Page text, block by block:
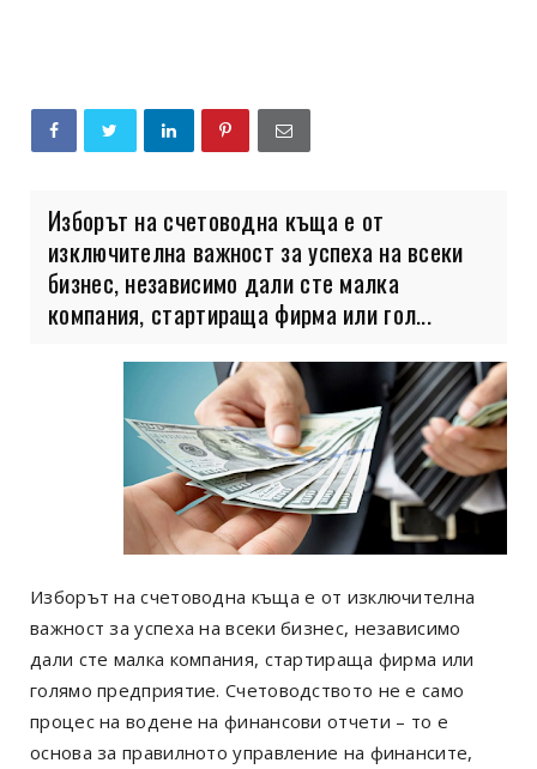
Изборът на счетоводна къща е от
изключителна важност за успеха на всеки
бизнес, независимо дали сте малка
компания, стартираща фирма или гол...
Изборът на счетоводна къща е от изключителна
важност за успеха на всеки бизнес, независимо
дали сте малка компания, стартираща фирма или
голямо предприятие. Счетоводството не е само
процес на водене на финансови отчети – то е
основа за правилното управление на финансите,